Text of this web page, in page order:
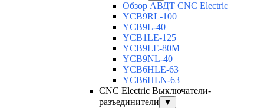
Обзор АВДТ CNC Electric
YCB9RL-100
YCB9L-40
YCB1LE-125
YCB9LE-80M
YCB9NL-40
YCB6HLE-63
YCB6HLN-63
CNC Electric Выключатели-
разъединители
▼